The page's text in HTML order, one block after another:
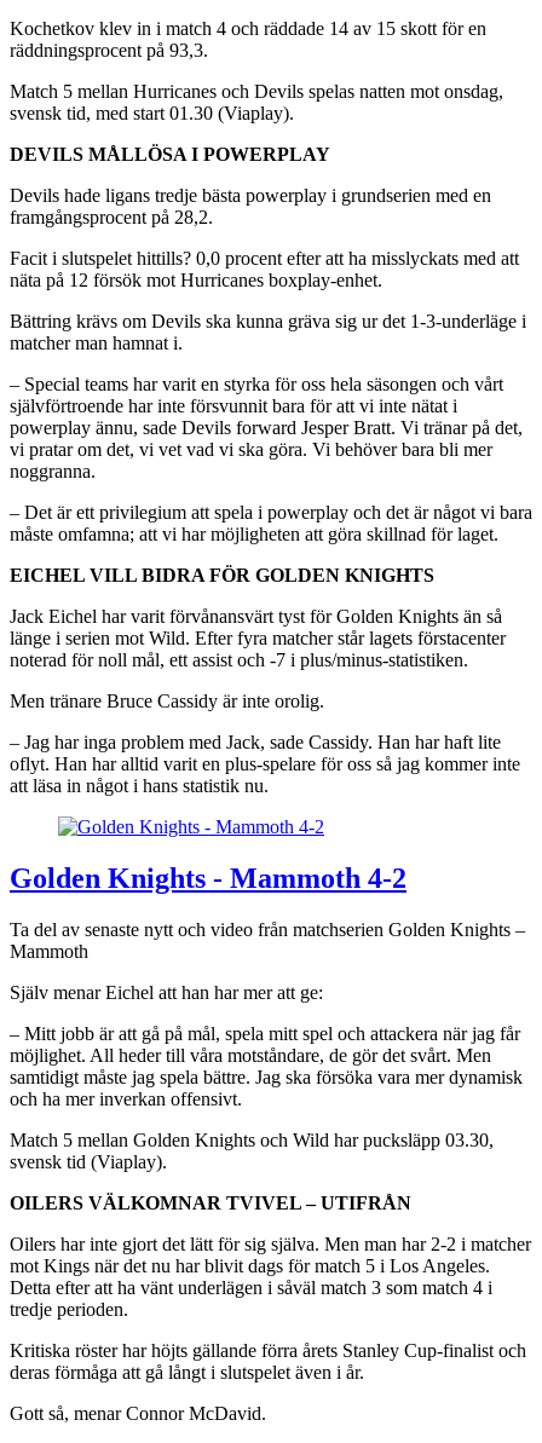
Kochetkov klev in i match 4 och räddade 14 av 15 skott för en
räddningsprocent på 93,3.
Match 5 mellan Hurricanes och Devils spelas natten mot onsdag,
svensk tid, med start 01.30 (Viaplay).
DEVILS MÅLLÖSA I POWERPLAY
Devils hade ligans tredje bästa powerplay i grundserien med en
framgångsprocent på 28,2.
Facit i slutspelet hittills? 0,0 procent efter att ha misslyckats med att
näta på 12 försök mot Hurricanes boxplay-enhet.
Bättring krävs om Devils ska kunna gräva sig ur det 1-3-underläge i
matcher man hamnat i.
– Special teams har varit en styrka för oss hela säsongen och vårt
självförtroende har inte försvunnit bara för att vi inte nätat i
powerplay ännu, sade Devils forward Jesper Bratt. Vi tränar på det,
vi pratar om det, vi vet vad vi ska göra. Vi behöver bara bli mer
noggranna.
– Det är ett privilegium att spela i powerplay och det är något vi bara
måste omfamna; att vi har möjligheten att göra skillnad för laget.
EICHEL VILL BIDRA FÖR GOLDEN KNIGHTS
Jack Eichel har varit förvånansvärt tyst för Golden Knights än så
länge i serien mot Wild. Efter fyra matcher står lagets förstacenter
noterad för noll mål, ett assist och -7 i plus/minus-statistiken.
Men tränare Bruce Cassidy är inte orolig.
– Jag har inga problem med Jack, sade Cassidy. Han har haft lite
oflyt. Han har alltid varit en plus-spelare för oss så jag kommer inte
att läsa in något i hans statistik nu.
Golden Knights - Mammoth 4-2
Ta del av senaste nytt och video från matchserien Golden Knights –
Mammoth
Själv menar Eichel att han har mer att ge:
– Mitt jobb är att gå på mål, spela mitt spel och attackera när jag får
möjlighet. All heder till våra motståndare, de gör det svårt. Men
samtidigt måste jag spela bättre. Jag ska försöka vara mer dynamisk
och ha mer inverkan offensivt.
Match 5 mellan Golden Knights och Wild har pucksläpp 03.30,
svensk tid (Viaplay).
OILERS VÄLKOMNAR TVIVEL – UTIFRÅN
Oilers har inte gjort det lätt för sig själva. Men man har 2-2 i matcher
mot Kings när det nu har blivit dags för match 5 i Los Angeles.
Detta efter att ha vänt underlägen i såväl match 3 som match 4 i
tredje perioden.
Kritiska röster har höjts gällande förra årets Stanley Cup-finalist och
deras förmåga att gå långt i slutspelet även i år.
Gott så, menar Connor McDavid.